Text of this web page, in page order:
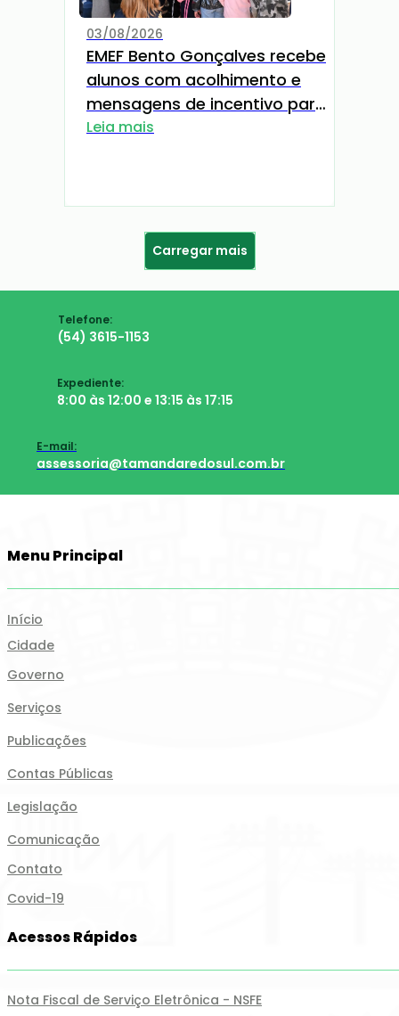
03/08/2026
EMEF Bento Gonçalves recebe
alunos com acolhimento e
mensagens de incentivo para
o novo Semestre
Leia mais
Carregar mais
Telefone:
(54) 3615-1153
Expediente:
8:00 às 12:00 e 13:15 às 17:15
E-mail:
assessoria@tamandaredosul.com.br
Menu Principal
Início
Cidade
Governo
Serviços
Publicações
Contas Públicas
Legislação
Comunicação
Contato
Covid-19
Acessos Rápidos
Nota Fiscal de Serviço Eletrônica - NSFE